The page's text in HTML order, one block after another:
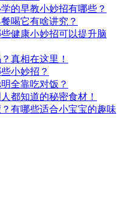
的早教小妙招有哪些？
喝它有啥讲究？
健康小妙招可以提升脑
真相在这里！
小妙招？
全靠吃对饭？
都知道的秘密食材！
有哪些适合小宝宝的趣味